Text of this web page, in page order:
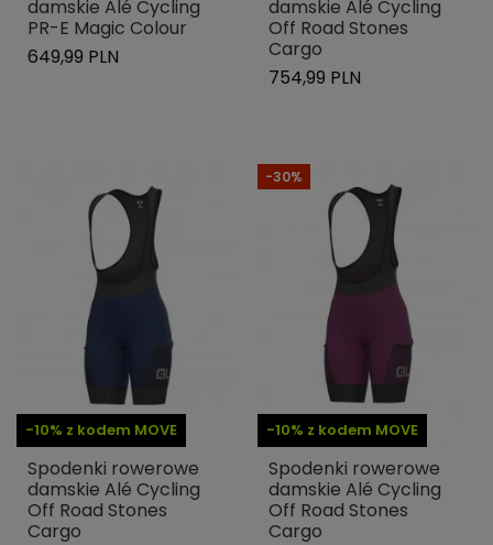
damskie Alé Cycling
PR-E Magic Colour
649,99 PLN
damskie Alé Cycling
Off Road Stones
Cargo
754,99 PLN
-10% z kodem MOVE
Spodenki rowerowe
damskie Alé Cycling
Off Road Stones
Cargo
-10% z kodem MOVE
-30%
Spodenki rowerowe
damskie Alé Cycling
Off Road Stones
Cargo